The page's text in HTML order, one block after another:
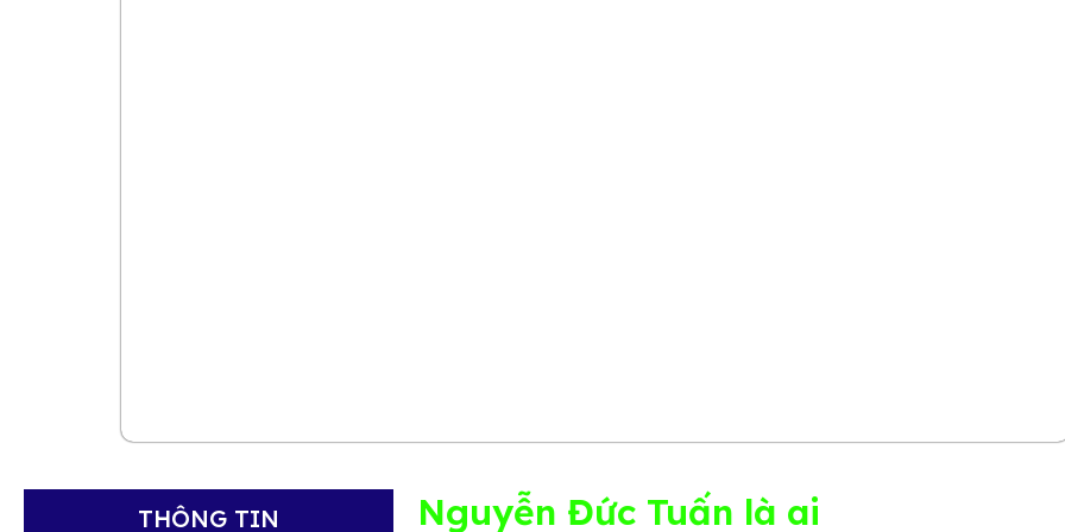
THÔNG TIN Nguyễn Đức Tuấn là ai